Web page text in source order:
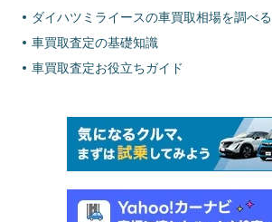
ダイハツミライースの車買取相場を調べる
車買取査定の基礎知識
車買取査定お役立ちガイド